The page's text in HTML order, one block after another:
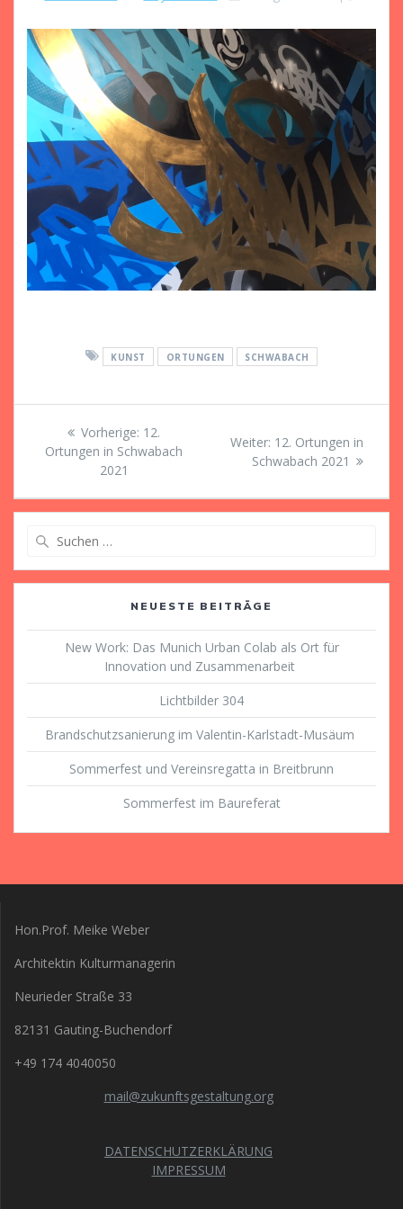
KUNST ORTUNGEN SCHWABACH
Beitragsnavigation
Vorherige: Vorheriger
Beitrag:
12.
Ortungen in Schwabach
2021
Weiter: Nächster
Beitrag:
12. Ortungen in
Schwabach 2021
NEUESTE BEITRÄGE
New Work: Das Munich Urban Colab als Ort für
Innovation und Zusammenarbeit
Lichtbilder 304
Brandschutzsanierung im Valentin-Karlstadt-Musäum
Sommerfest und Vereinsregatta in Breitbrunn
Sommerfest im Baureferat
Hon.Prof. Meike Weber
Architektin Kulturmanagerin
Neurieder Straße 33
82131 Gauting-Buchendorf
+49 174 4040050
mail@zukunftsgestaltung.org
DATENSCHUTZERKLÄRUNG
IMPRESSUM